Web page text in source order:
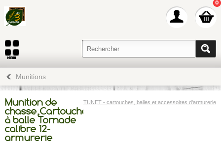
0
Munitions
TUNET - cartouches, balles et accessoires d'armurerie
Munition de
chasse,Cartouche
à balle Tornade
calibre 12-
armurerie